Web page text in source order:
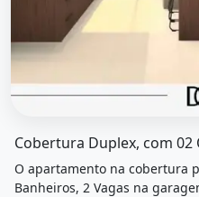
Cobertura Duplex, com
O apartamento na cobertura
Banheiros, 2 Vagas na